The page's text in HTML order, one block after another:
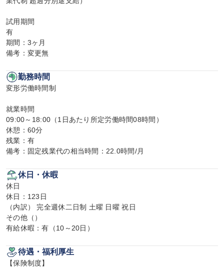
試用期間
有
期間：3ヶ月
備考：変更無
勤務時間
変形労働時間制
就業時間
09:00～18:00（1日あたり所定労働時間08時間）
休憩：60分
残業：有
備考：固定残業代の相当時間：22.0時間/月
休日・休暇
休日
休日：123日
（内訳） 完全週休二日制 土曜 日曜 祝日
その他（）
有給休暇：有（10～20日）
待遇・福利厚生
【保険制度】